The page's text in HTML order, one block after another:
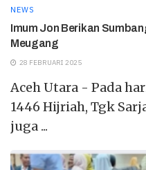
NEWS
Imum Jon Berikan
Meugang
28 FEBRUARI 2025
Aceh Utara - Pada
1446 Hijriah, Tgk
juga ...